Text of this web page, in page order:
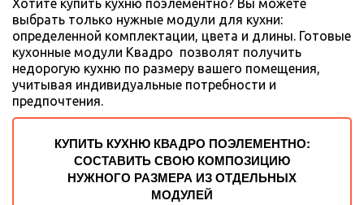
Хотите купить кухню поэлементно? Вы можете
выбрать только нужные модули для кухни:
определенной комплектации, цвета и длины. Готовые
кухонные модули Квадро  позволят получить
недорогую кухню по размеру вашего помещения,
учитывая индивидуальные потребности и
предпочтения.
КУПИТЬ КУХНЮ КВАДРО ПОЭЛЕМЕНТНО:
СОСТАВИТЬ СВОЮ КОМПОЗИЦИЮ
НУЖНОГО РАЗМЕРА ИЗ ОТДЕЛЬНЫХ
МОДУЛЕЙ